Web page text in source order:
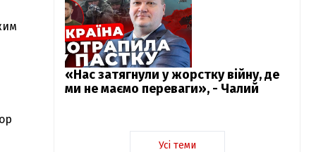
«Нас затягнули у жорстку війну, де
ми не маємо переваги», - Чалий
Усі теми